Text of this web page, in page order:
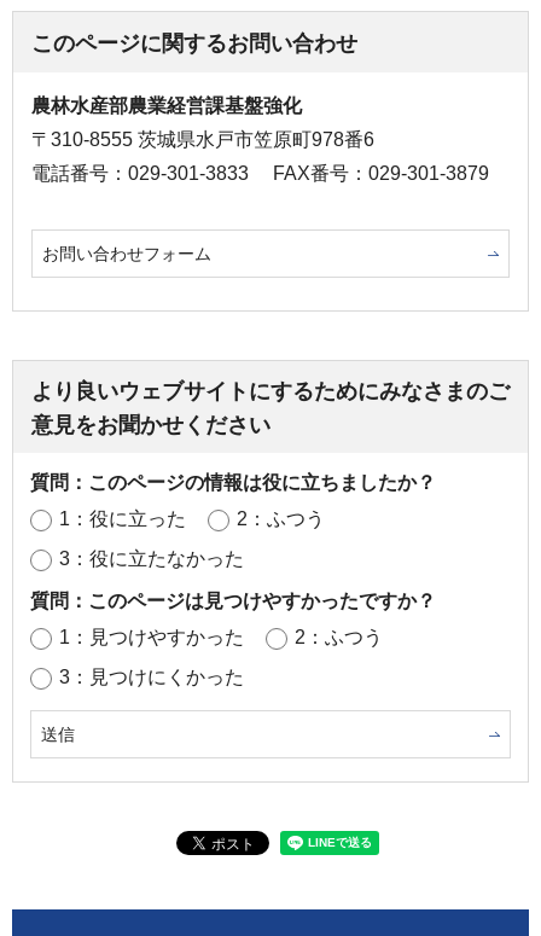
このページに関するお問い合わせ
農林水産部農業経営課基盤強化
〒310-8555 茨城県水戸市笠原町978番6
電話番号：029-301-3833
FAX番号：029-301-3879
お問い合わせフォーム
より良いウェブサイトにするためにみなさまのご
意見をお聞かせください
質問：このページの情報は役に立ちましたか？
1：役に立った
2：ふつう
3：役に立たなかった
質問：このページは見つけやすかったですか？
1：見つけやすかった
2：ふつう
3：見つけにくかった